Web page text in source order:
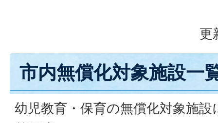
更
市内無償化対象施設一
幼児教育・保育の無償化対象施